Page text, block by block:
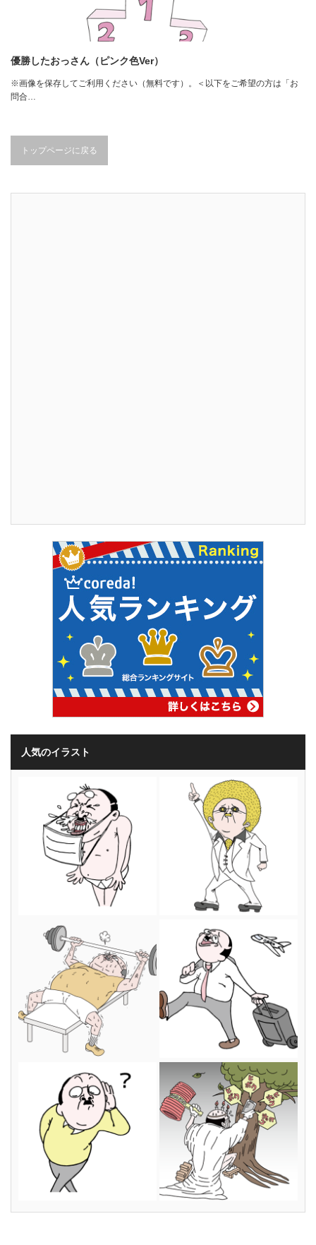
優勝したおっさん（ピンク色Ver）
※画像を保存してご利用ください（無料です）。＜以下をご希望の方は「お
問合…
トップページに戻る
人気のイラスト